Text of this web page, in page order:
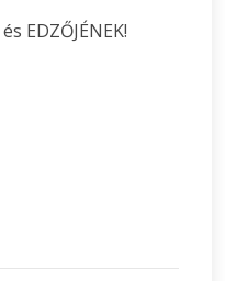
EDZŐJÉNEK!